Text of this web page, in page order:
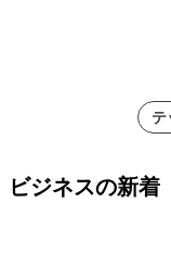
テ
ビジネスの新着